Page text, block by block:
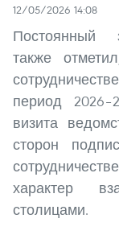
12/05/2026 14:08
Постоянный
также
период
визита
сторон
характер
столицами.